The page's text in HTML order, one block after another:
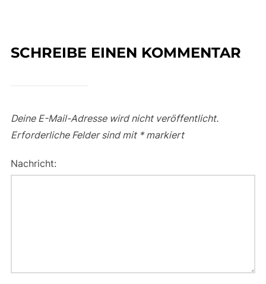
SCHREIBE EINEN KOMMENTAR
Deine E-Mail-Adresse wird nicht veröffentlicht.
Erforderliche Felder sind mit *markiert
Nachricht: